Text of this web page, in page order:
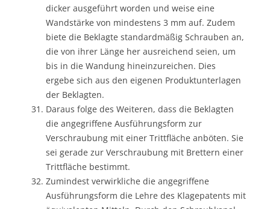
dicker ausgeführt worden und weise eine
Wandstärke von mindestens 3 mm auf. Zudem
biete die Beklagte standardmäßig Schrauben an,
die von ihrer Länge her ausreichend seien, um
bis in die Wandung hineinzureichen. Dies
ergebe sich aus den eigenen Produktunterlagen
der Beklagten.
Daraus folge des Weiteren, dass die Beklagten
die angegriffene Ausführungsform zur
Verschraubung mit einer Trittfläche anböten. Sie
sei gerade zur Verschraubung mit Brettern einer
Trittfläche bestimmt.
Zumindest verwirkliche die angegriffene
Ausführungsform die Lehre des Klagepatents mit